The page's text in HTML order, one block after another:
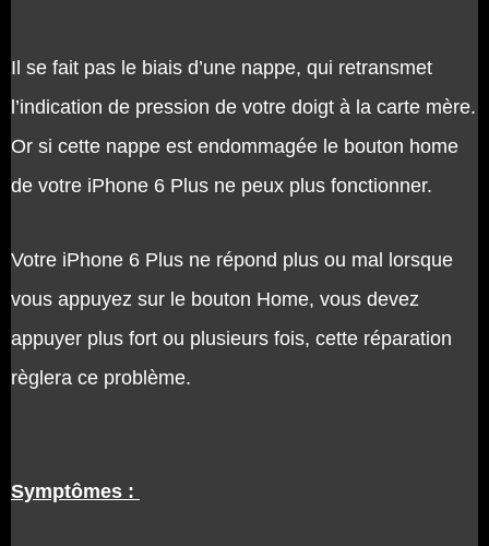
Il se fait pas le biais d’une nappe, qui retransmet
l’indication de pression de votre doigt à la carte mère.
Or si cette nappe est endommagée le bouton home
de votre iPhone 6 Plus ne peux plus fonctionner.
Votre iPhone 6 Plus ne répond plus ou mal lorsque
vous appuyez sur le bouton Home, vous devez
appuyer plus fort ou plusieurs fois, cette réparation
règlera ce problème.
Symptômes :